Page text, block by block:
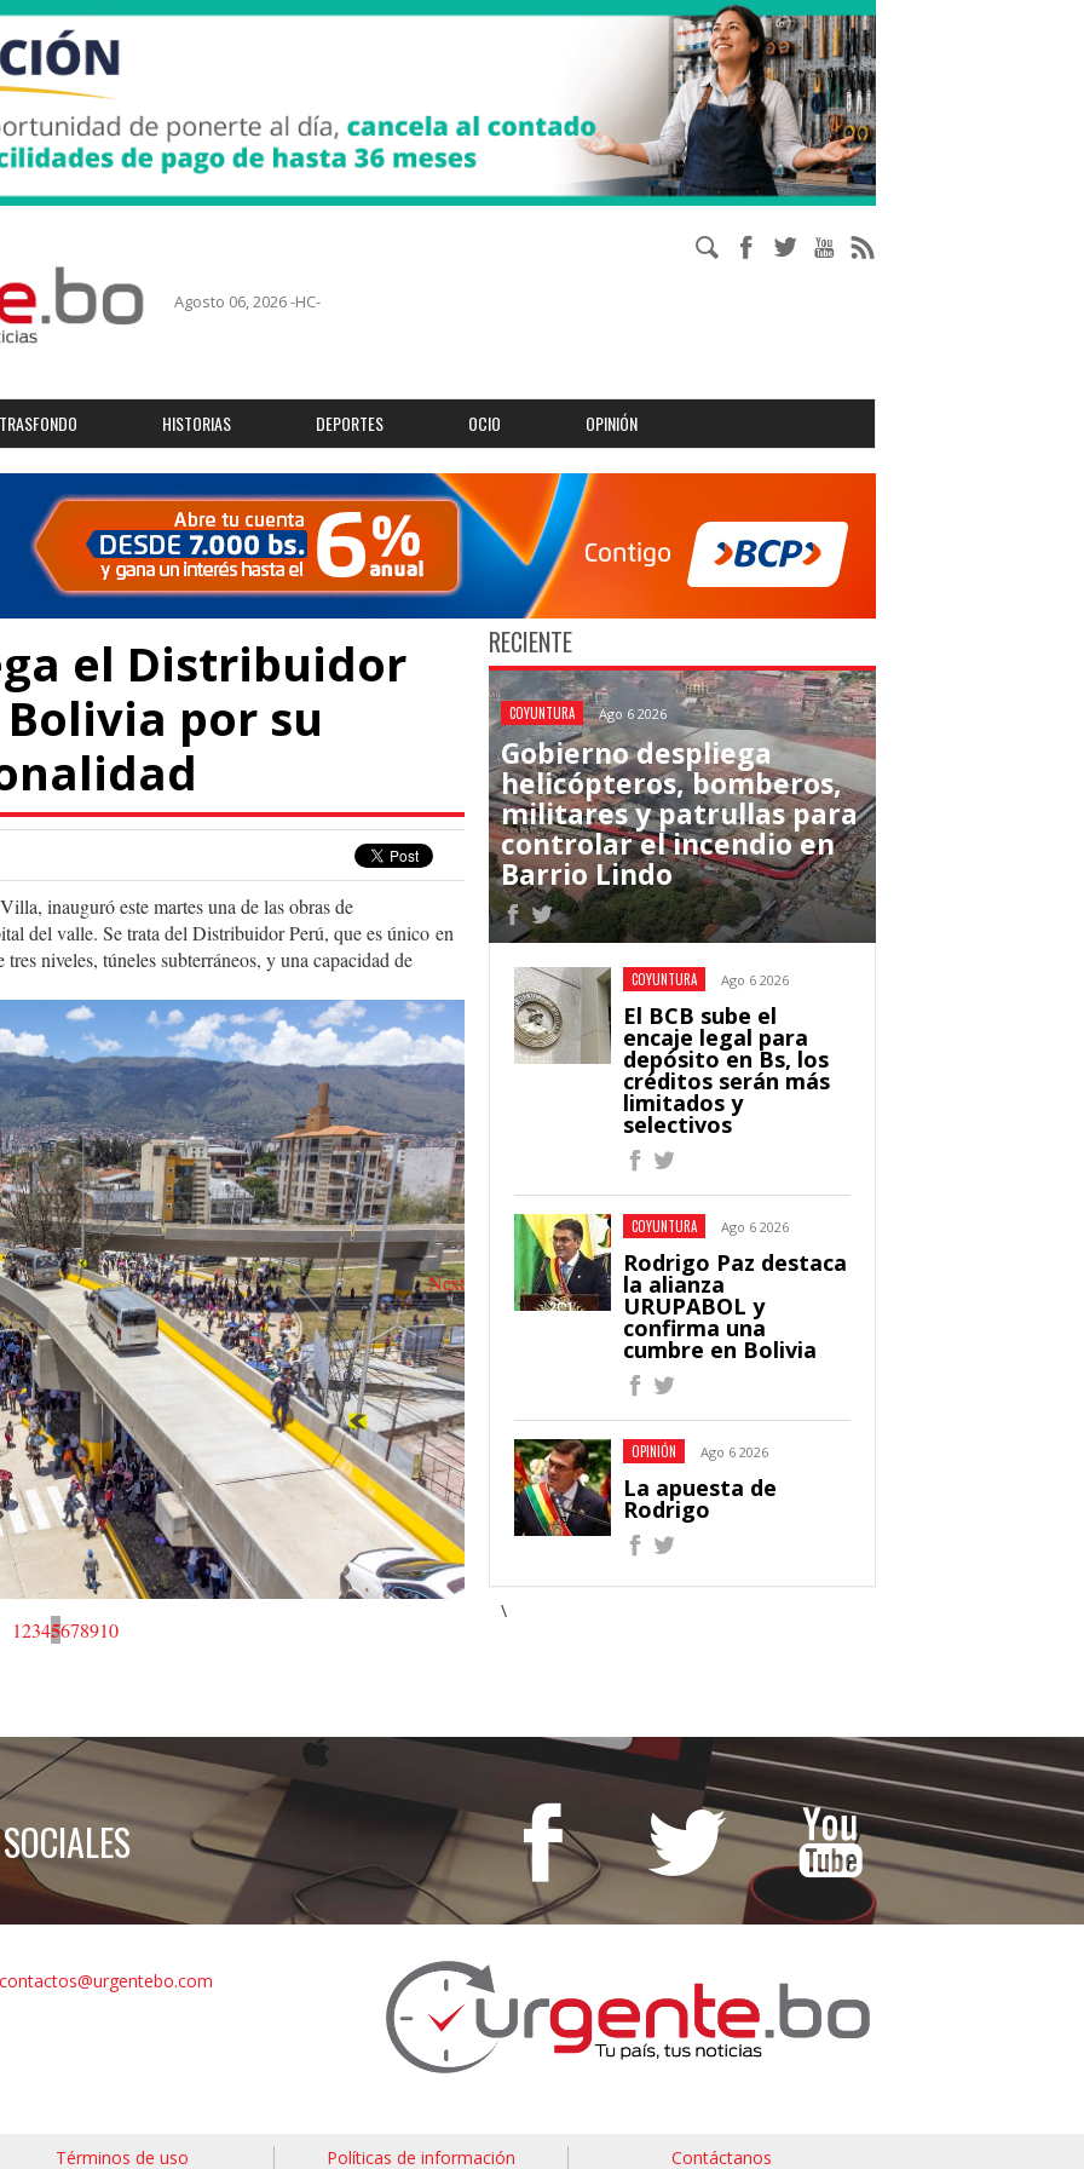
Agosto 06, 2026 -HC-
TRASFONDO HISTORIAS DEPORTES OCIO OPINIÓN
el Distribuidor
por su
inauguró este martes una de las obras de
del valle. Se trata del Distribuidor Perú, que es único en
niveles, túneles subterráneos, y una capacidad de
Next
12345678910
RECIENTE
COYUNTURA Ago 6 2026
Gobierno despliega
helicópteros, bomberos,
militares y patrullas para
controlar el incendio en
Barrio Lindo
COYUNTURA Ago 6 2026
El BCB sube el
encaje legal para
depósito en Bs, los
créditos serán más
limitados y
selectivos
COYUNTURA Ago 6 2026
Rodrigo Paz destaca
la alianza
URUPABOL y
confirma una
cumbre en Bolivia
OPINIÓN Ago 6 2026
La apuesta de
Rodrigo
\
contactos@urgentebo.com
Términos de uso Políticas de información Contáctanos